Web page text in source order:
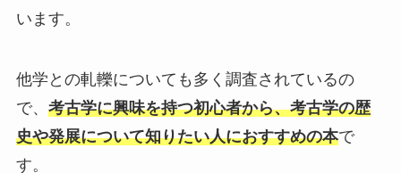
います。
他学との軋轢についても多く調査されているの
で、 考古学に興味を持つ初心者から、考古学の歴
史や発展について知りたい人におすすめの本で
す。